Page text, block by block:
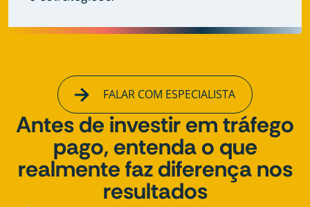
FALAR COM ESPECIALISTA
Antes de investir em tráfego
pago, entenda o que
realmente faz diferença nos
resultados